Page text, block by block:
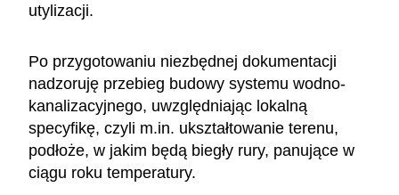
utylizacji.
Po przygotowaniu niezbędnej dokumentacji
nadzoruję przebieg budowy systemu wodno-
kanalizacyjnego, uwzględniając lokalną
specyfikę, czyli m.in. ukształtowanie terenu,
podłoże, w jakim będą biegły rury, panujące w
ciągu roku temperatury.